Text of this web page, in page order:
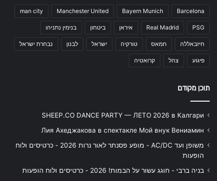
Barcelona
Bayern Munich
Manchester United
man city
PSG
Real Madrid איראן ביטחון בנימין נתניהו
חיזבאללה חמאס טורקיה ישראל לבנון נבחרת ישראל
פיגוע צהל קרואטיה
תוכן מקודם
SHEEP.CO DANCE PARTY — ЛЕТО 2026 в Калгари
Лия Ахеджакова в спектакле Мой внук Вениамин
משופן ועד AC/DC - מופע פסנתר לאור נרות 2026 - כרטיסים ולוח
הופעות
בניה ברבי - חוגג עשור על הבמות! 2026 - כרטיסים ולוח הופעות